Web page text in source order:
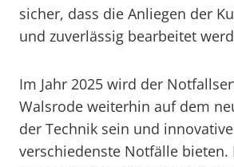
sicher, dass die Anliegen der
und zuverlässig bearbeitet
Im Jahr 2025 wird der
Walsrode weiterhin auf dem
der Technik sein und
verschiedenste Notfälle bieten.